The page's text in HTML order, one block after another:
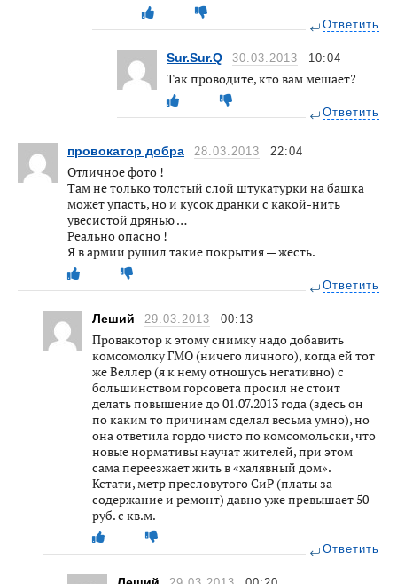
Ответить
Sur.Sur.Q 30.03.2013 10:04
Так проводите, кто вам мешает?
Ответить
провокатор добра 28.03.2013 22:04
Отличное фото !
Там не только толстый слой штукатурки на башка
может упасть, но и кусок дранки с какой-нить
увесистой дрянью …
Реально опасно !
Я в армии рушил такие покрытия — жесть.
Ответить
Леший 29.03.2013 00:13
Провакотор к этому снимку надо добавить
комсомолку ГМО (ничего личного), когда ей тот
же Веллер (я к нему отношусь негативно) с
большинством горсовета просил не стоит
делать повышение до 01.07.2013 года (здесь он
по каким то причинам сделал весьма умно), но
она ответила гордо чисто по комсомольски, что
новые нормативы научат жителей, при этом
сама переезжает жить в «халявный дом».
Кстати, метр пресловутого СиР (платы за
содержание и ремонт) давно уже превышает 50
руб. с кв.м.
Ответить